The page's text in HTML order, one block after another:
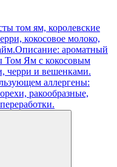
том ям, королевские
кокосовое молоко,
ароматный
Том Ям с кокосовым
черри и вешенками.
аллергены:
ракообразные,